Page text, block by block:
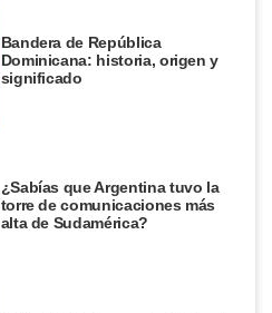
Bandera de República
Dominicana: historia, origen y
significado
¿Sabías que Argentina tuvo la
torre de comunicaciones más
alta de Sudamérica?